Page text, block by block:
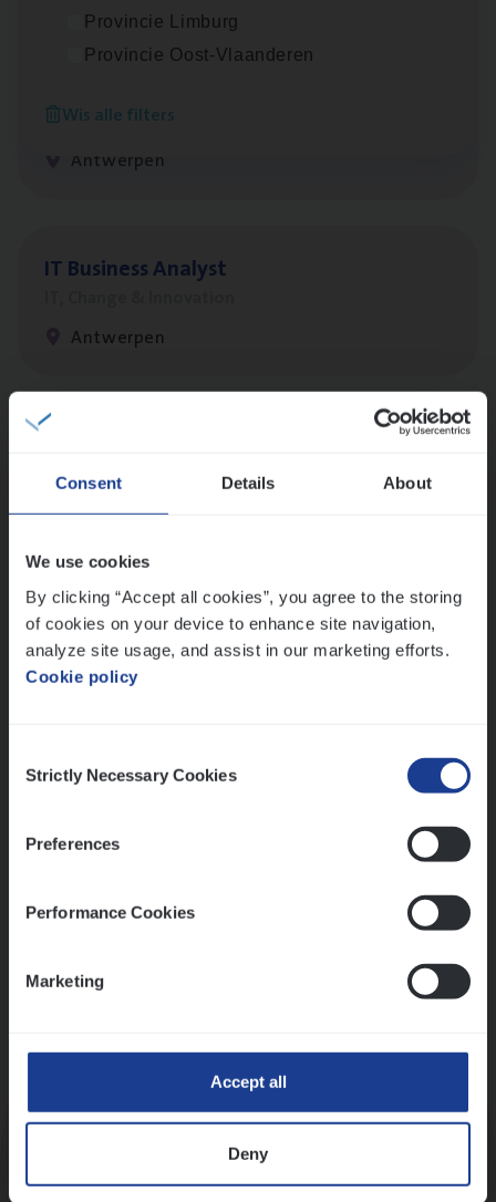
Consent Details About
We use cookies
By clicking “Accept all cookies”, you agree to the storing
of cookies on your device to enhance site navigation,
analyze site usage, and assist in our marketing efforts.
Cookie policy
Selection
Strictly Necessary Cookies
Preferences
Performance Cookies
Marketing
Accept all
Deny
Provincie Limburg
Provincie Oost-Vlaanderen
Wis alle filters
Insurance Operations
Antwerpen
ITBusi­ness Analyst
Antwerpen
Vorige Volgende
versterken
Mathias houdt van diepgaande dossiers én droge
humor
Ons sollicitatieproces
Kennismaking met HR